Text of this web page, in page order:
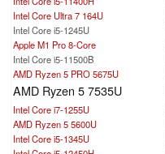
Intel Core Ultra 7 164U
Intel Core i5-1245U
Apple M1 Pro 8-Core
Intel Core i5-11500B
AMD Ryzen 5 PRO 5675U
AMD Ryzen 5 7535U
Intel Core i7-1255U
AMD Ryzen 5 5600U
Intel Core i5-1345U